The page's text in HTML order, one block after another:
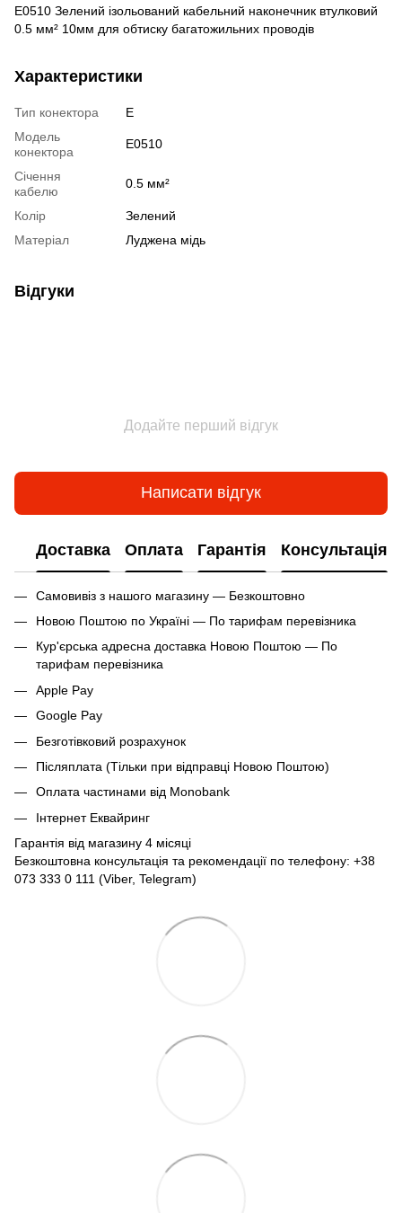
E0510 Зелений ізольований кабельний наконечник втулковий
0.5 мм² 10мм для обтиску багатожильних проводів
Характеристики
Тип конектора
E
Модель
конектора
E0510
Січення
кабелю
0.5 мм²
Колір
Зелений
Матеріал
Луджена мідь
Відгуки
Додайте перший відгук
Написати відгук
Доставка Оплата Гарантія Консультація
Самовивіз з нашого магазину — Безкоштовно
Новою Поштою по Україні — По тарифам перевізника
Кур'єрська адресна доставка Новою Поштою — По
тарифам перевізника
Apple Pay
Google Pay
Безготівковий розрахунок
Післяплата (Тільки при відправці Новою Поштою)
Оплата частинами від Monobank
Інтернет Еквайринг
Гарантія від магазину 4 місяці
Безкоштовна консультація та рекомендації по телефону: +38
073 333 0 111 (Viber, Telegram)